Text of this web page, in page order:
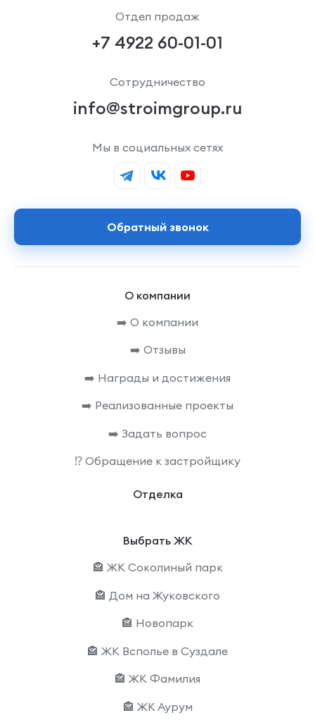
О компании
➡️ О компании
➡️ Отзывы
➡️ Награды и достижения
➡️ Реализованные проекты
➡️ Задать вопрос
⁉️ Обращение к застройщику
Отделка
Выбрать ЖК
🏤 ЖК Соколиный парк
🏤 Дом на Жуковского
🏤 Новопарк
🏤 ЖК Всполье в Суздале
🏤 ЖК Фамилия
🏤 ЖК Аурум
Отдел продаж
+7 4922 60-01-01
Сотрудничество
info@stroimgroup.ru
Мы в социальных сетях
Обратный звонок